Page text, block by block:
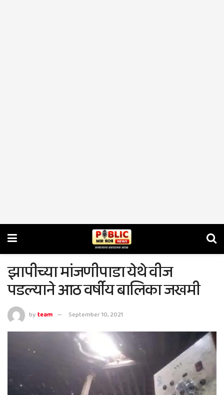
झापीच्या मांजणीपाडा येथे वीज
पडल्याने आठ वर्षीय बालिका जखमी
byteam September 10, 2021